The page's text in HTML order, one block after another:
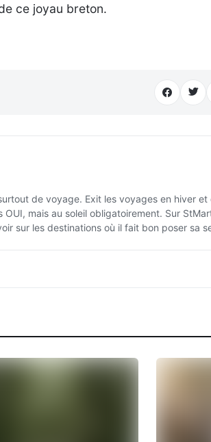
ce joyau breton.
de voyage. Exit les voyages en hiver et
mais au soleil obligatoirement. Sur
sur les destinations où il fait bon poser sa